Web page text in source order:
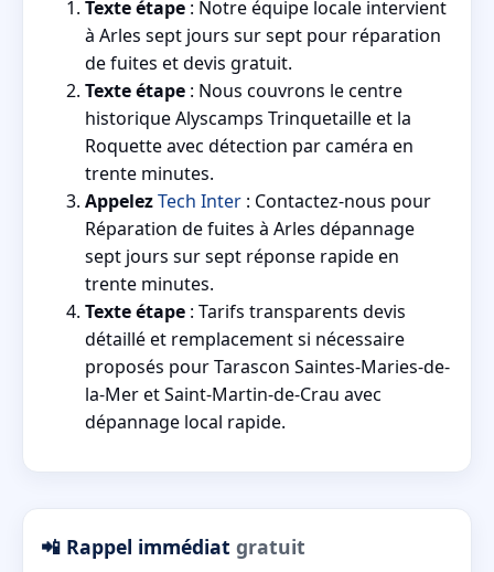
Texte étape : Notre équipe locale intervient
à Arles sept jours sur sept pour réparation
de fuites et devis gratuit.
Texte étape : Nous couvrons le centre
historique Alyscamps Trinquetaille et la
Roquette avec détection par caméra en
trente minutes.
AppelezTech Inter : Contactez-nous pour
Réparation de fuites à Arles dépannage
sept jours sur sept réponse rapide en
trente minutes.
Texte étape : Tarifs transparents devis
détaillé et remplacement si nécessaire
proposés pour Tarascon Saintes-Maries-de-
la-Mer et Saint-Martin-de-Crau avec
dépannage local rapide.
📲 Rappel immédiat gratuit